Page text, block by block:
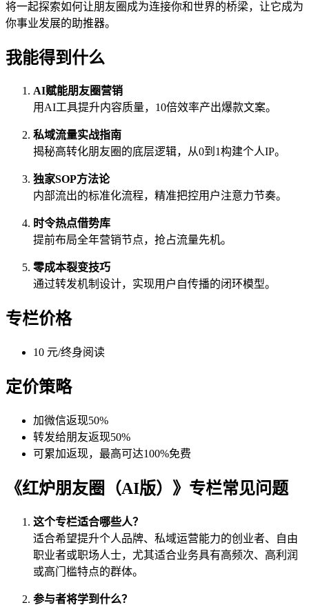
将一起探索如何让朋友圈成为连接你和世界的桥梁，让它成为
你事业发展的助推器。
我能得到什么
AI赋能朋友圈营销
用AI工具提升内容质量，10倍效率产出爆款文案。
私域流量实战指南
揭秘高转化朋友圈的底层逻辑，从0到1构建个人IP。
独家SOP方法论
内部流出的标准化流程，精准把控用户注意力节奏。
时令热点借势库
提前布局全年营销节点，抢占流量先机。
零成本裂变技巧
通过转发机制设计，实现用户自传播的闭环模型。
专栏价格
10 元/终身阅读
定价策略
加微信返现50%
转发给朋友返现50%
可累加返现，最高可达100%免费
《红炉朋友圈（AI版）》专栏常见问题
这个专栏适合哪些人？
适合希望提升个人品牌、私域运营能力的创业者、自由
职业者或职场人士，尤其适合业务具有高频次、高利润
或高门槛特点的群体。
参与者将学到什么？